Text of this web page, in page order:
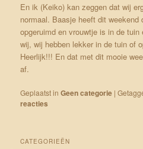
En ik (Keiko) kan zeggen dat wij
normaal. Baasje heeft dit
opgeruimd en vrouwtje is in de
wij, wij hebben lekker in de tuin of
Heerlijk!!! En dat met dit mooie
af.
Geplaatst in Geen categorie |
reacties
CATEGORIEËN